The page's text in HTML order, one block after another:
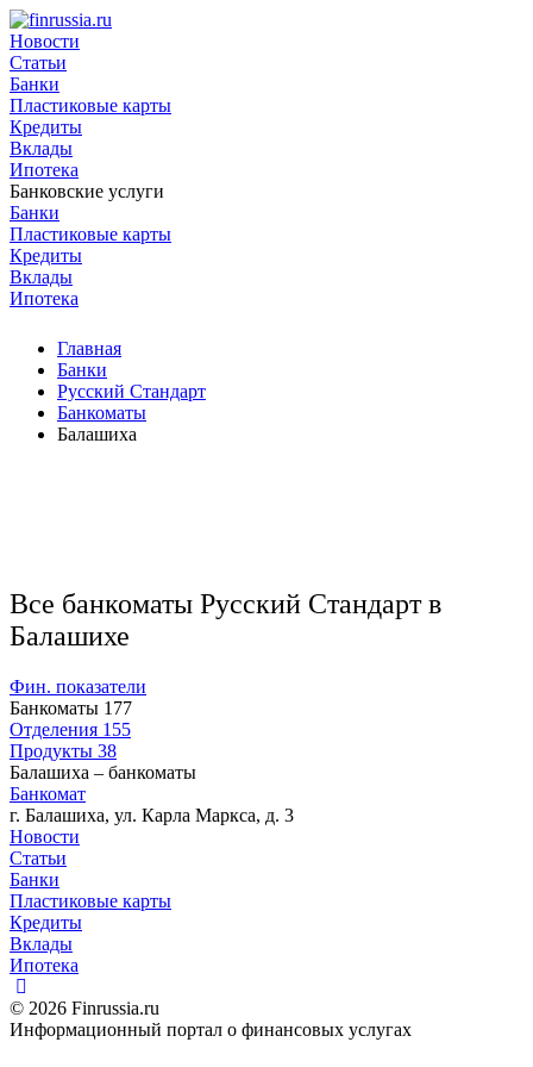
Новости
Статьи
Банки
Пластиковые карты
Кредиты
Вклады
Ипотека
Банковские услуги
Банки
Пластиковые карты
Кредиты
Вклады
Ипотека
Главная
Банки
Русский Стандарт
Банкоматы
Балашиха
Все банкоматы Русский Стандарт в
Балашихе
Фин. показатели
Банкоматы 177
Отделения 155
Продукты 38
Балашиха – банкоматы
Банкомат
г. Балашиха, ул. Карла Маркса, д. 3
Новости
Статьи
Банки
Пластиковые карты
Кредиты
Вклады
Ипотека
© 2026 Finrussia.ru
Информационный портал о финансовых услугах